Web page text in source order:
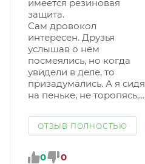
имеется резиновая
защита.
Сам дровокол
интересен. Друзья
услышав о нем
посмеялись, но когда
увидели в деле, то
призадумались. А я сидя
на пеньке, не торопясь,...
ОТЗЫВ ПОЛНОСТЬЮ
0 0